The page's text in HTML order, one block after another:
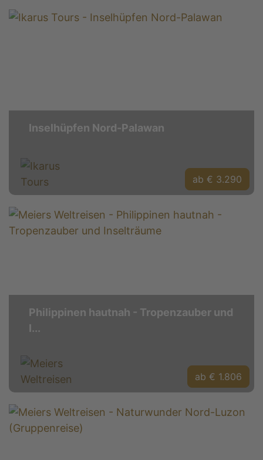
Inselhüpfen Nord-Palawan
ab € 3.290
Philippinen hautnah - Tropenzauber und
I...
ab € 1.806